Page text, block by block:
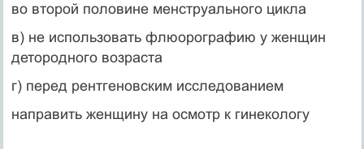
во второй половине менструального цикла
в) не использовать флюорографию у женщин
детородного возраста
г) перед рентгеновским исследованием
направить женщину на осмотр к гинекологу